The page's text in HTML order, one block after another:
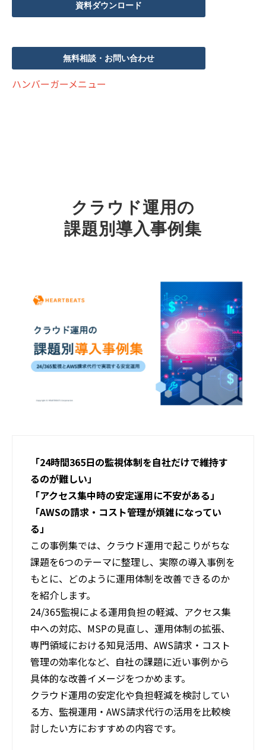
資料ダウンロード
無料相談・お問い合わせ
ハンバーガーメニュー
クラウド運用の
課題別導入事例集
「24時間365日の監視体制を自社だけで維持す
るのが難しい」
「アクセス集中時の安定運用に不安がある」
「AWSの請求・コスト管理が煩雑になってい
る」
この事例集では、クラウド運用で起こりがちな
課題を6つのテーマに整理し、実際の導入事例を
もとに、どのように運用体制を改善できるのか
を紹介します。
24/365監視による運用負担の軽減、アクセス集
中への対応、MSPの見直し、運用体制の拡張、
専門領域における知見活用、AWS請求・コスト
管理の効率化など、自社の課題に近い事例から
具体的な改善イメージをつかめます。
クラウド運用の安定化や負担軽減を検討してい
る方、監視運用・AWS請求代行の活用を比較検
討したい方におすすめの内容です。